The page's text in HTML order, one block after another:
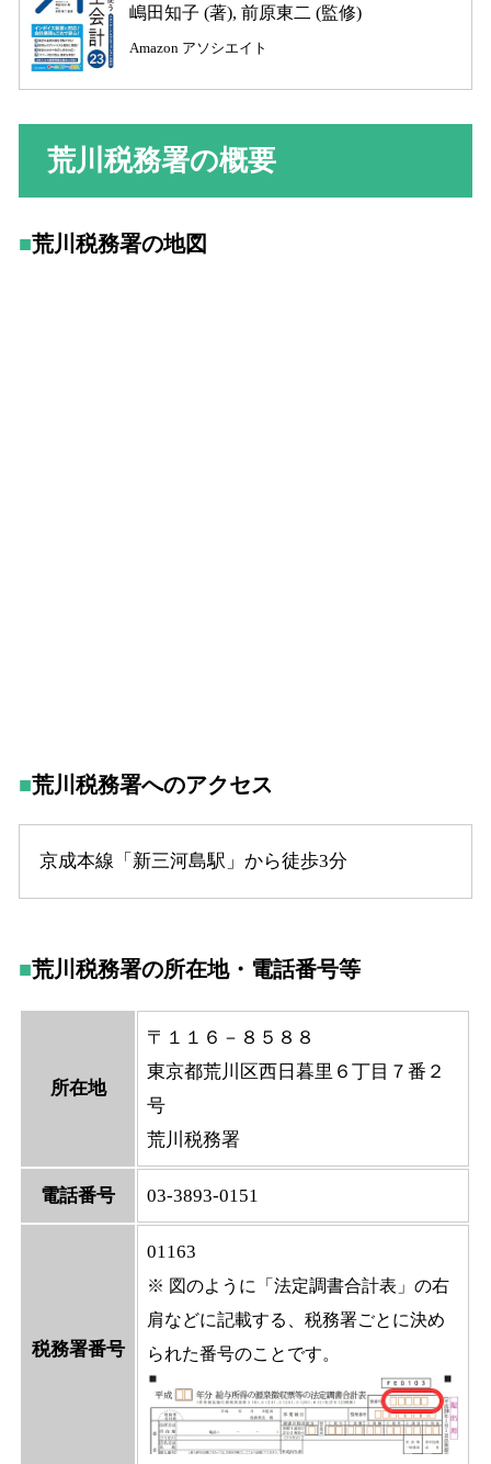
嶋田知子 (著), 前原東二 (監修)
Amazon アソシエイト
荒川税務署の概要
荒川税務署の地図
荒川税務署へのアクセス
京成本線「新三河島駅」から徒歩3分
荒川税務署の所在地・電話番号等
所在地
〒１１６－８５８８
東京都荒川区西日暮里６丁目７番２
号
荒川税務署
電話番号 03-3893-0151
税務署番号
01163
※ 図のように「法定調書合計表」の右
肩などに記載する、税務署ごとに決め
られた番号のことです。